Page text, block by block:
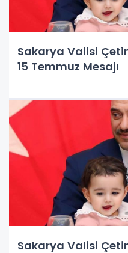
Sakarya Valisi Çetin Oktay
15 Temmuz Mesajı
Sakarya Valisi